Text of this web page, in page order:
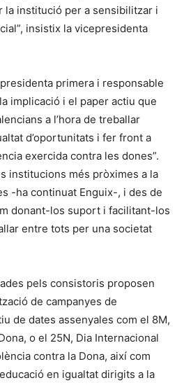
la institució per a sensibilitzar i
insistix la vicepresidenta
primera i responsable
implicació i el paper actiu que
a l’hora de treballar
d’oportunitats i fer front a
exercida contra les dones”.
institucions més pròximes a la
-ha continuat Enguix-, i des de
donant-los suport i facilitant-los
entre tots per una societat
pels consistoris proposen
de campanyes de
de dates assenyales com el 8M,
o el 25N, Dia Internacional
contra la Dona, així com
en igualtat dirigits a la